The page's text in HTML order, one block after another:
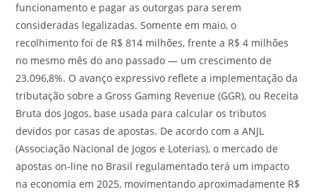
funcionamento e pagar as outorgas para serem
consideradas legalizadas. Somente em maio, o
recolhimento foi de R$ 814 milhões, frente a R$ 4 milhões
no mesmo mês do ano passado — um crescimento de
23.096,8%. O avanço expressivo reflete a implementação da
tributação sobre a Gross Gaming Revenue (GGR), ou Receita
Bruta dos Jogos, base usada para calcular os tributos
devidos por casas de apostas. De acordo com a ANJL
(Associação Nacional de Jogos e Loterias), o mercado de
apostas on-line no Brasil regulamentado terá um impacto
na economia em 2025, movimentando aproximadamente R$